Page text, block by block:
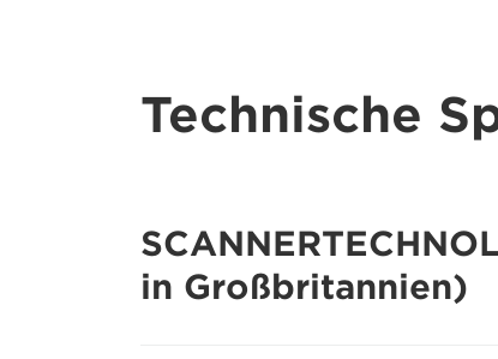
Technische
in Großbritannien)